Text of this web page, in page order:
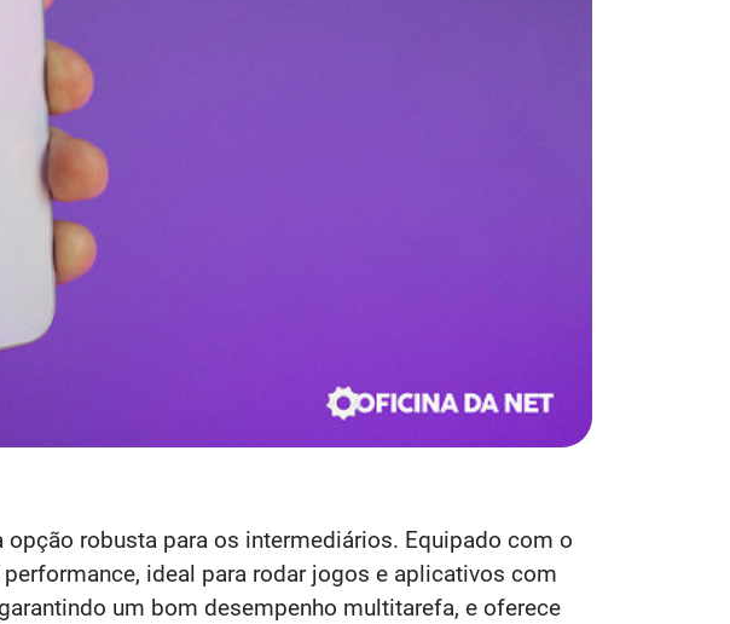
robusta para os intermediários. Equipado com o
ideal para rodar jogos e aplicativos com
um bom desempenho multitarefa, e oferece